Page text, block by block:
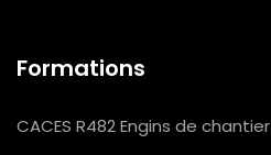
Formations
CACES R482 Engins de chantier